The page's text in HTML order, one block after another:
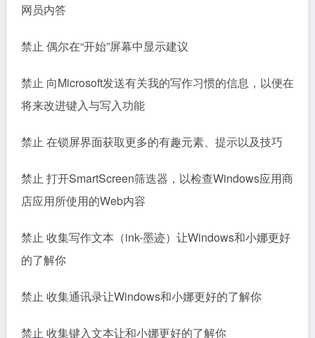
网员内答
禁止 偶尔在“开始”屏幕中显示建议
禁止 向Microsoft发送有关我的写作习惯的信息，以便在
将来改进键入与写入功能
禁止 在锁屏界面获取更多的有趣元素、提示以及技巧
禁止 打开SmartScreen筛迭器，以检查Windows应用商
店应用所使用的Web内容
禁止 收集写作文本（ink-墨迹）让Windows和小娜更好
的了解你
禁止 收集通讯录让Windows和小娜更好的了解你
禁止 收集键入文本让和小娜更好的了解你